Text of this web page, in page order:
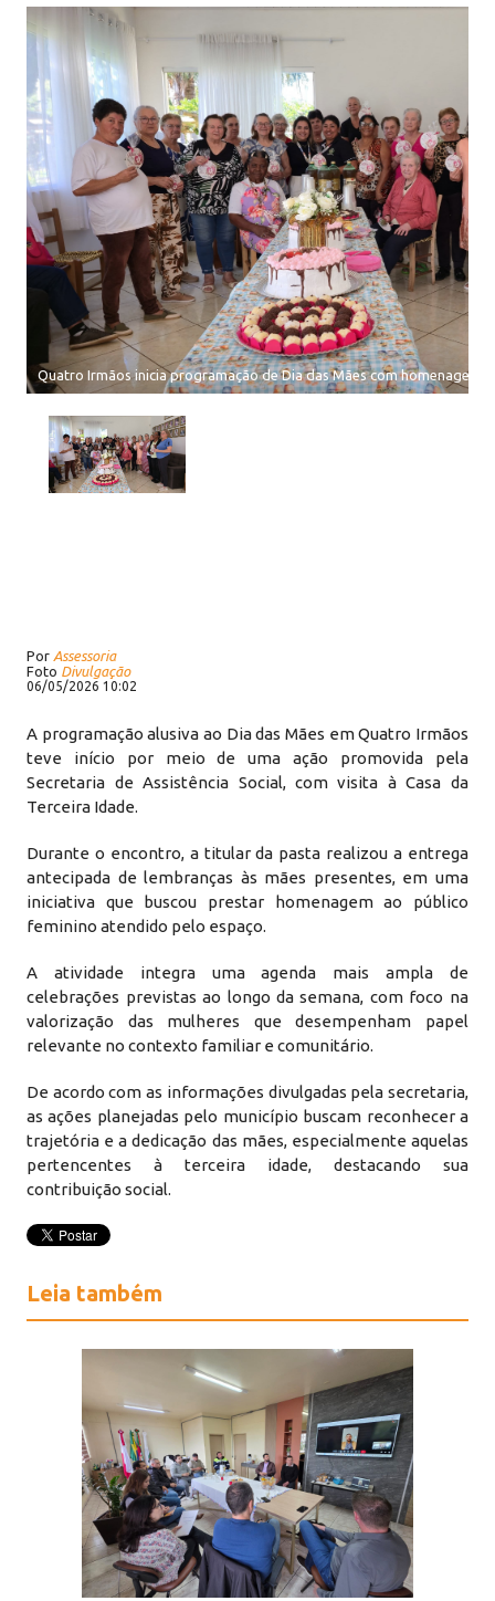
Quatro Irmãos inicia programação de Dia das Mães com homenagem
Por Assessoria
Foto Divulgação
06/05/2026 10:02
A programação alusiva ao Dia das Mães em Quatro Irmãos
teve início por meio de uma ação promovida pela
Secretaria de Assistência Social, com visita à Casa da
Terceira Idade.
Durante o encontro, a titular da pasta realizou a entrega
antecipada de lembranças às mães presentes, em uma
iniciativa que buscou prestar homenagem ao público
feminino atendido pelo espaço.
A atividade integra uma agenda mais ampla de
celebrações previstas ao longo da semana, com foco na
valorização das mulheres que desempenham papel
relevante no contexto familiar e comunitário.
De acordo com as informações divulgadas pela secretaria,
as ações planejadas pelo município buscam reconhecer a
trajetória e a dedicação das mães, especialmente aquelas
pertencentes à terceira idade, destacando sua
contribuição social.
Leia também